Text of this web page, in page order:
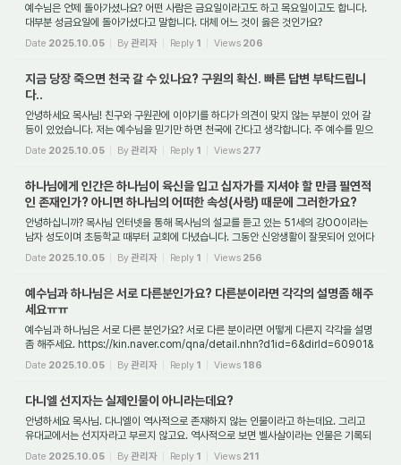
예수님은 언제 돌아가셨나요? 어떤 사람은 금요일이라고도 하고 목요일이고도 합니다.
대부분 성금요일에 돌아가셨다고 말합니다. 대체 어느 것이 옳은 것인가요?
Date 2025.10.05 By관리자 Reply 1 Views 206
지금 당장 죽으면 천국 갈 수 있나요? 구원의 확신. 빠른 답변 부탁드립니
다..
안녕하세요 목사님! 친구와 구원관에 이야기를 하다가 의견이 맞지 않는 부분이 있어 갈
등이 있었습니다. 저는 예수님을 믿기만 하면 천국에 간다고 생각합니다. 주 예수를 믿으
면 영생을 얻는다고 하셨으니까요. 물론 예수님을 믿는 믿음과 더불어 회개도 필...
Date 2025.10.05 By관리자 Reply 1 Views 277
하나님에게 인간은 하나님이 육신을 입고 십자가를 지셔야 할 만큼 필연적
인 존재인가? 아니면 하나님의 어떠한 속성(사랑) 때문에 그러한가요?
안녕하십니까? 목사님 인터넷을 통해 목사님의 설교를 듣고 있는 51세의 강OO이라는
남자 성도이며 초등학교 때부터 교회에 다녔습니다. 그동안 신앙생활이 잘못되어 있어다
는것을 깨닫는데 많은 도움을 주셔서 감사를 드립니다. 특히, 어려운 구절에 대한 해...
Date 2025.10.05 By관리자 Reply 1 Views 256
예수님과 하나님은 서로 다른분인가요? 다른분이라면 각각의 설명좀 해주
세요ㅠㅠ
예수님과 하나님은 서로 다른 분인가요? 서로 다른 분이라면 어떻게 다른지 각각을 설명
좀 해주세요. https://kin.naver.com/qna/detail.nhn?d1id=6&dirId=60901&
docId=345170695&qb=7JiI7IiY64uY7J2AIO2VmOuCmOuLmOydtOyL
oOqwgA==&enc=utf8§ion=kin&rank=3&s...
Date 2025.10.05 By관리자 Reply 1 Views 186
다니엘 선지자는 실제인물이 아니라는데요?
안녕하세요 목사님. 다니엘이 역사적으로 존재하지 않는 인물이라고 하는데요. 그리고
유대교에서는 선지자라고 부르지 않고요. 역사적으로 보면 벨사살이라는 인물은 기록되
지 않았고, 바벨론의 마지막 왕은 나보니두스라고 합니다. 그리고 다니엘서에는 메데...
Date 2025.10.05 By관리자 Reply 1 Views 211